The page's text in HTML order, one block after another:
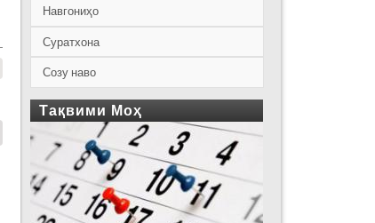
Навгониҳо
Суратхона
Созу наво
Тақвими Моҳ